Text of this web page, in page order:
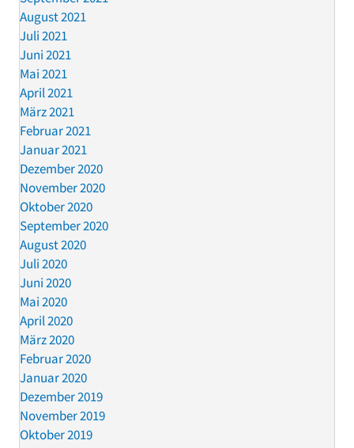
August 2021
Juli 2021
Juni 2021
Mai 2021
April 2021
März 2021
Februar 2021
Januar 2021
Dezember 2020
November 2020
Oktober 2020
September 2020
August 2020
Juli 2020
Juni 2020
Mai 2020
April 2020
März 2020
Februar 2020
Januar 2020
Dezember 2019
November 2019
Oktober 2019